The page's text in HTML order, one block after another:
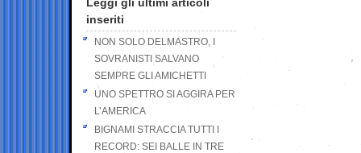
inseriti
NON SOLO DELMASTRO, I
SOVRANISTI SALVANO
SEMPRE GLI AMICHETTI
UNO SPETTRO SI AGGIRA PER
L’AMERICA
BIGNAMI STRACCIA TUTTI I
RECORD: SEI BALLE IN TRE